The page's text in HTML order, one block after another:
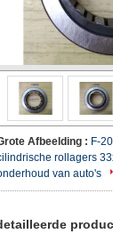
Afbeelding : F-
rollagers
van auto's